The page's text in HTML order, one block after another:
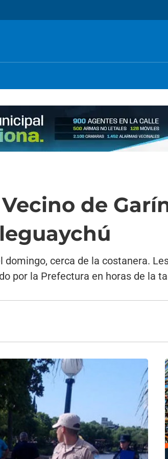
de
cerca de la costanera.
por la Prefectura en horas de la